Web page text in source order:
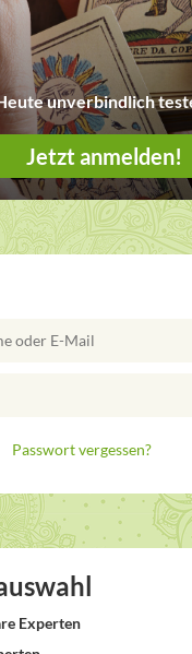
unverbindlich
Jetzt anmelden!
Passwort vergessen?
Experten